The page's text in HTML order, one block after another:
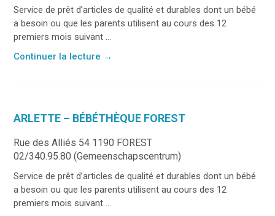
Service de prêt d’articles de qualité et durables dont un bébé
a besoin ou que les parents utilisent au cours des 12
premiers mois suivant ...
Continuer la lecture →
ARLETTE – BÉBÉTHÈQUE FOREST
Rue des Alliés 54 1190 FOREST
02/340.95.80 (Gemeenschapscentrum)
Service de prêt d’articles de qualité et durables dont un bébé
a besoin ou que les parents utilisent au cours des 12
premiers mois suivant ...